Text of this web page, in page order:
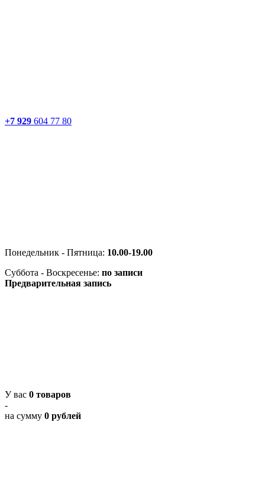
+7 929 604 77 80
Понедельник - Пятница: 10.00-19.00
Суббота - Воскресенье: по записи
Предварительная запись
У вас 0 товаров
-
на сумму 0 рублей